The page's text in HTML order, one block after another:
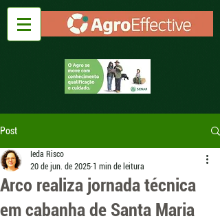
Post
Arco realiza jornada técnica
em cabanha de Santa Maria
Ieda Risco
20 de jun. de 2025 1 min de leitura